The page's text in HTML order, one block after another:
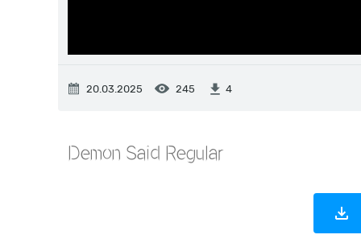
20.03.2025 245 4